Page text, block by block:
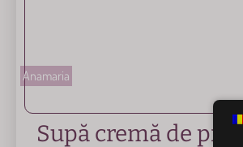
Anamaria
Supă cremă de praz